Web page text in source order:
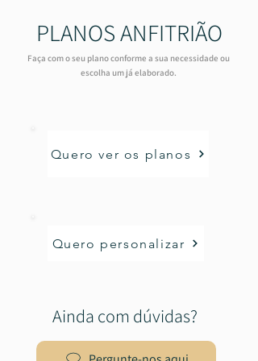
PLANOS ANFITRIÃO
Faça com o seu plano conforme a sua necessidade ou
escolha um já elaborado.
Quero ver os planos
Quero personalizar
Ainda com dúvidas?